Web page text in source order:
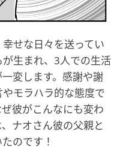
せな日々を送ってい
生まれ、3人での生活
変します。感謝や謝
モラハラ的な態度で
彼がこんなにも変わ
ナオさん彼の父親と
のです！